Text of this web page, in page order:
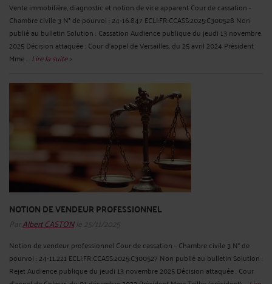
Vente immobilière, diagnostic et notion de vice apparent Cour de cassation -
Chambre civile 3 N° de pourvoi : 24-16.847 ECLI:FR:CCASS:2025:C300528 Non
publié au bulletin Solution : Cassation Audience publique du jeudi 13 novembre
2025 Décision attaquée : Cour d'appel de Versailles, du 25 avril 2024 Président
Mme ... Lire la suite >
NOTION DE VENDEUR PROFESSIONNEL
ParAlbert CASTONle 25/11/2025
Notion de vendeur professionnel Cour de cassation - Chambre civile 3 N° de
pourvoi : 24-11.221 ECLI:FR:CCASS:2025:C300527 Non publié au bulletin Solution :
Rejet Audience publique du jeudi 13 novembre 2025 Décision attaquée : Cour